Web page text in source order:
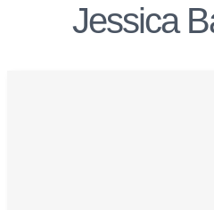
Jessica